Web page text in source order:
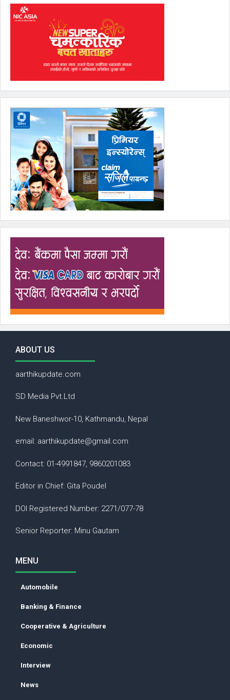
ABOUT US
aarthikupdate.com
SD Media Pvt.Ltd
New Baneshwor-10, Kathmandu, Nepal
email: aarthikupdate@gmail.com
Contact: 01-4991847, 9860201083
Editor in Chief: Gita Poudel
DOI Registered Number: 2271/077-78
Senior Reporter: Minu Gautam
MENU
Automobile
Banking & Finance
Cooperative & Agriculture
Economic
Interview
News